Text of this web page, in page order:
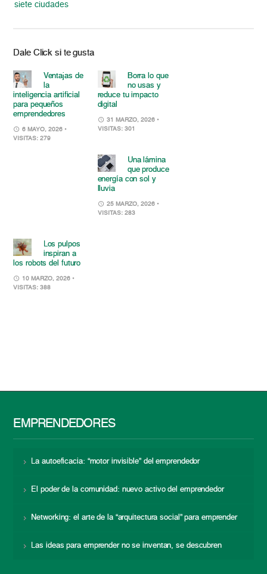
siete ciudades
Dale Click si te gusta
Ventajas de
la
inteligencia artificial
para pequeños
emprendedores
6 MAYO, 2026 •
VISITAS: 279
Borra lo que
no usas y
reduce tu impacto
digital
31 MARZO, 2026 •
VISITAS: 301
Una lámina
que produce
energía con sol y
lluvia
25 MARZO, 2026 •
VISITAS: 283
Los pulpos
inspiran a
los robots del futuro
10 MARZO, 2026 •
VISITAS: 388
EMPRENDEDORES
La autoeficacia: “motor invisible” del emprendedor
El poder de la comunidad: nuevo activo del emprendedor
Networking: el arte de la “arquitectura social” para emprender
Las ideas para emprender no se inventan, se descubren